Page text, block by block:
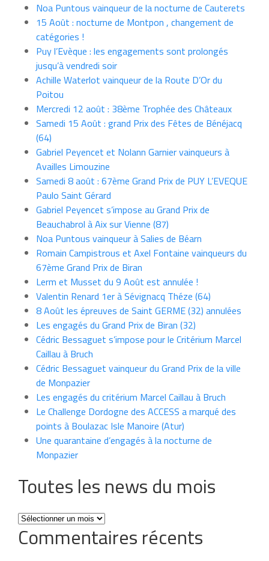
Noa Puntous vainqueur de la nocturne de Cauterets
15 Août : nocturne de Montpon , changement de
catégories !
Puy l’Evèque : les engagements sont prolongés
jusqu’à vendredi soir
Achille Waterlot vainqueur de la Route D’Or du
Poitou
Mercredi 12 août : 38ème Trophée des Châteaux
Samedi 15 Août : grand Prix des Fêtes de Bénéjacq
(64)
Gabriel Peyencet et Nolann Garnier vainqueurs à
Availles Limouzine
Samedi 8 août : 67ème Grand Prix de PUY L’EVEQUE
Paulo Saint Gérard
Gabriel Peyencet s’impose au Grand Prix de
Beauchabrol à Aix sur Vienne (87)
Noa Puntous vainqueur à Salies de Béarn
Romain Campistrous et Axel Fontaine vainqueurs du
67ème Grand Prix de Biran
Lerm et Musset du 9 Août est annulée !
Valentin Renard 1er à Sévignacq Théze (64)
8 Août les épreuves de Saint GERME (32) annulées
Les engagés du Grand Prix de Biran (32)
Cédric Bessaguet s’impose pour le Critérium Marcel
Caillau à Bruch
Cédric Bessaguet vainqueur du Grand Prix de la ville
de Monpazier
Les engagés du critérium Marcel Caillau à Bruch
Le Challenge Dordogne des ACCESS a marqué des
points à Boulazac Isle Manoire (Atur)
Une quarantaine d’engagés à la nocturne de
Monpazier
Toutes les news du mois
Toutes
les
news
Commentaires récents